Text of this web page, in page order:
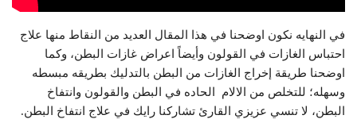
في النهايه نكون اوضحنا في هذا المقال العديد من النقاط منها علاج
احتباس الغازات في القولون وأيضاً اعراض غازات البطن، وكما
اوضحنا طريقة إخراج الغازات من البطن بالتدليك بطريقه مبسطه
وسهله؛ للتخلص من الالام الحاده في البطن والقولون وانتفاخ
البطن، لا تنسي عزيزي القارئ تشاركنا رايك في علاج انتفاخ البطن.